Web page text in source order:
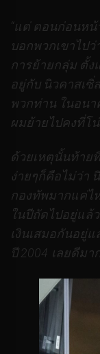
“แต่ ตอนก่อนห
บอกพวกเขาไป
การย้ายกลุ่ม ตั้ง
อยู่กับ นิวคาสเซิ่
พวกท่าน ในอน
ผมย้ายไปคงที่โ
ด้วยเหตุนั้นท้าย
ง่ายๆก็คือไม่ว่า
กองทัพมากแค่ไ
ในปีถัดไปอยู่แล้
เงินเสมอกันอยู่
ปี 2004 เลยดีมา